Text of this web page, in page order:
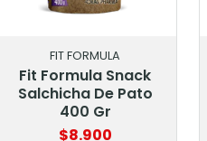
FIT FORMULA
Fit Formula Snack
Salchicha De Pato
400 Gr
$8.900